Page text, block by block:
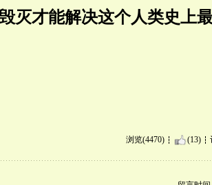
灭才能解决这个人类史上
浏览(4470) (13)